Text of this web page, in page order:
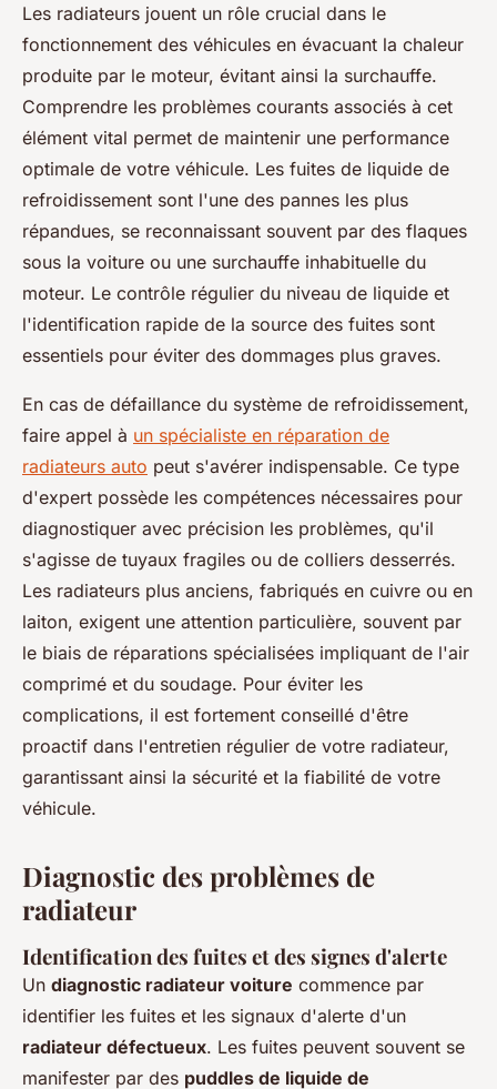
Les radiateurs jouent un rôle crucial dans le
fonctionnement des véhicules en évacuant la chaleur
produite par le moteur, évitant ainsi la surchauffe.
Comprendre les problèmes courants associés à cet
élément vital permet de maintenir une performance
optimale de votre véhicule. Les fuites de liquide de
refroidissement sont l'une des pannes les plus
répandues, se reconnaissant souvent par des flaques
sous la voiture ou une surchauffe inhabituelle du
moteur. Le contrôle régulier du niveau de liquide et
l'identification rapide de la source des fuites sont
essentiels pour éviter des dommages plus graves.
En cas de défaillance du système de refroidissement,
faire appel à un spécialiste en réparation de
radiateurs auto peut s'avérer indispensable. Ce type
d'expert possède les compétences nécessaires pour
diagnostiquer avec précision les problèmes, qu'il
s'agisse de tuyaux fragiles ou de colliers desserrés.
Les radiateurs plus anciens, fabriqués en cuivre ou en
laiton, exigent une attention particulière, souvent par
le biais de réparations spécialisées impliquant de l'air
comprimé et du soudage. Pour éviter les
complications, il est fortement conseillé d'être
proactif dans l'entretien régulier de votre radiateur,
garantissant ainsi la sécurité et la fiabilité de votre
véhicule.
Diagnostic des problèmes de
radiateur
Identification des fuites et des signes d'alerte
Un diagnostic radiateur voiture commence par
identifier les fuites et les signaux d'alerte d'un
radiateur défectueux. Les fuites peuvent souvent se
manifester par des puddles de liquide de